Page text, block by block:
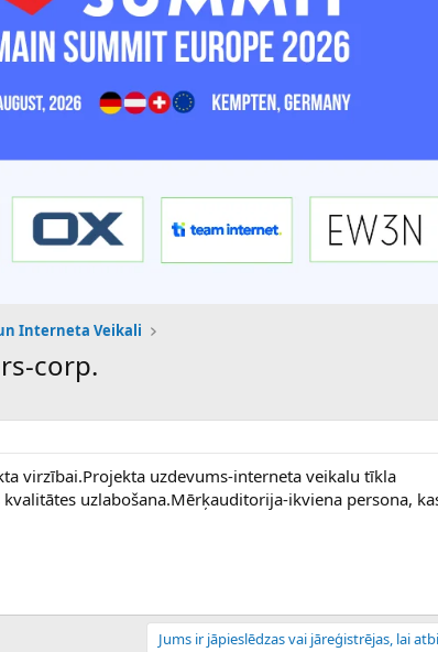
Interneta Veikali
corp.
virzībai.Projekta uzdevums-interneta veikalu tīkla
uzlabošana.Mērķauditorija-ikviena persona,
Jums ir jāpieslēdzas vai jāreģistrējas, lai